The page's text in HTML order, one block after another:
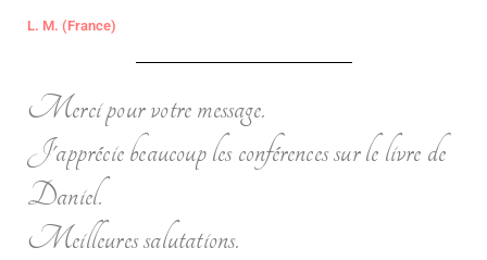
L. M. (France)
Merci pour votre message.
J'apprécie beaucoup les conférences sur le livre de
Daniel.
Meilleures salutations.